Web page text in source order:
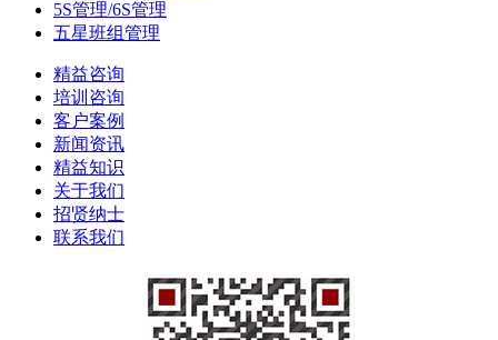
5S管理/6S管理
五星班组管理
精益咨询
培训咨询
客户案例
新闻资讯
精益知识
关于我们
招贤纳士
联系我们